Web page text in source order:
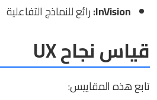
InVision: رائع للنماذج التفاعلية
قياس نجاح UX
تابع هذه المقاييس: